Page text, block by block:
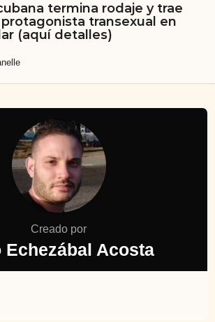
termina rodaje y trae
transexual en
(aquí detalles)
Creado por
Echezábal Acosta